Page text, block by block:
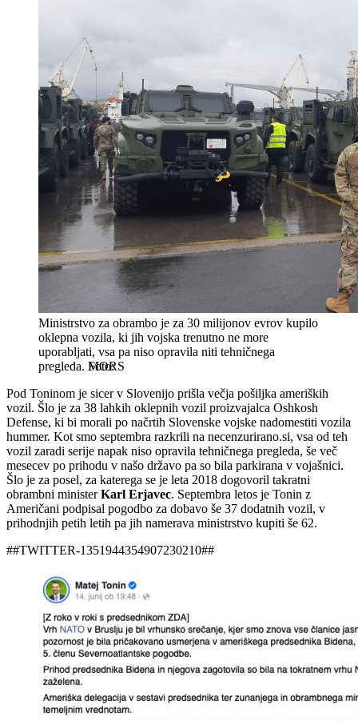
Ministrstvo za obrambo je za 30 milijonov evrov kupilo
oklepna vozila, ki jih vojska trenutno ne more
uporabljati, vsa pa niso opravila niti tehničnega
pregleda. MORS
Pod Toninom je sicer v Slovenijo prišla večja pošiljka ameriških
vozil. Šlo je za 38 lahkih oklepnih vozil proizvajalca Oshkosh
Defense, ki bi morali po načrtih Slovenske vojske nadomestiti vozila
hummer. Kot smo septembra razkrili na necenzurirano.si, vsa od teh
vozil zaradi serije napak niso opravila tehničnega pregleda, še več
mesecev po prihodu v našo državo pa so bila parkirana v vojašnici.
Šlo je za posel, za katerega se je leta 2018 dogovoril takratni
obrambni ministerKarl Erjavec. Septembra letos je Tonin z
Američani podpisal pogodbo za dobavo še 37 dodatnih vozil, v
prihodnjih petih letih pa jih namerava ministrstvo kupiti še 62.
##TWITTER-1351944354907230210##